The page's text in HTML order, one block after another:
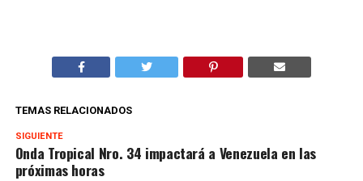
TEMAS RELACIONADOS
SIGUIENTE
Onda Tropical Nro. 34 impactará a Venezuela en las
próximas horas